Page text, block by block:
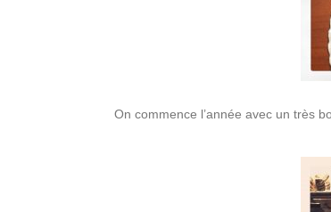
On commence l’année avec un très